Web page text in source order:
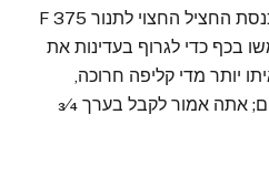
לסיים את העבודה על ידי הכנסת החציל החצוי לתנור 375 F
השתמשו בכף כדי לגרוף בעדינות את
יותר מדי קליפה חרוכה,
והניחו אותו בצד עם הפלפלים; אתה אמור לקבל בערך 3⁄4